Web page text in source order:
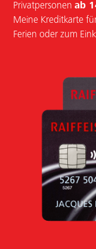
Meine Bank
Aktuelles &
Mitgliedschaft
Arbeiten bei uns
Privatpersonenab
Meine Kreditkarte
Ferien oder zum